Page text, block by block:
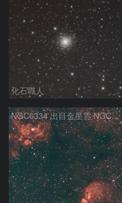
化石職人
NGC6334 出目金星雲 NGC6357 彼岸花星雲 さそり座